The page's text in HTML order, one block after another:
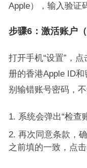
Apple），输入验证
步骤6：激活账户
打开手机“设置”，
册的香港Apple ID和
别输错账号密码，不
系统会弹出“检查
再次同意条款，
之前填的一致，点击